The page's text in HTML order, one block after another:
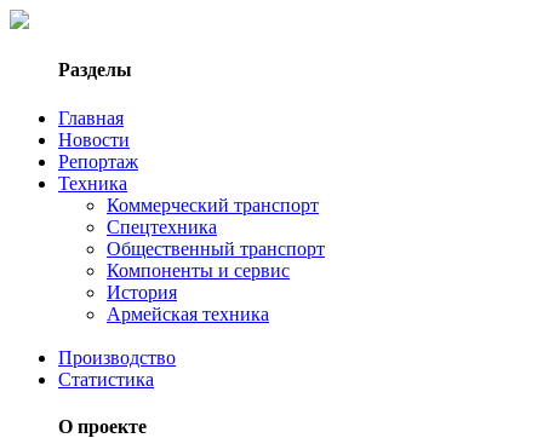
Разделы
Главная
Новости
Репортаж
Техника
Коммерческий транспорт
Спецтехника
Общественный транспорт
Компоненты и сервис
История
Армейская техника
Производство
Статистика
О проекте